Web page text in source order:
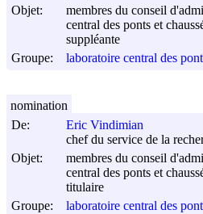
Objet:
membres du conseil
central des ponts et
suppléante
Groupe:
laboratoire central des
De:
Eric Vindimian
chef du service de la
Objet:
membres du conseil
central des ponts et
titulaire
Groupe:
laboratoire central des
nomination